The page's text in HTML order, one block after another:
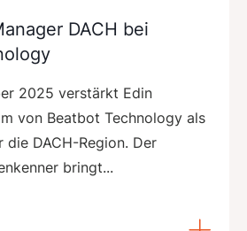
DACH bei
2025 verstärkt Edin
von Beatbot Technology als
die DACH-Region. Der
bringt...